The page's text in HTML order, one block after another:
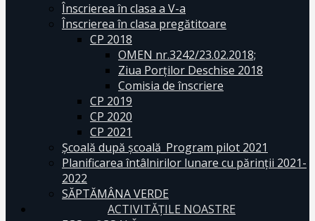
Înscrierea în clasa a V-a
Înscrierea în clasa pregătitoare
CP 2018
OMEN nr.3242/23.02.2018;
Ziua Porților Deschise 2018
Comisia de înscriere
CP 2019
CP 2020
CP 2021
Școală după școală_Program pilot 2021
Planificarea întâlnirilor lunare cu părinții 2021-
2022
SĂPTĂMÂNA VERDE
ACTIVITĂȚILE NOASTRE